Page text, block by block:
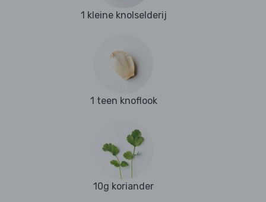
1 kleine knolselderij
1 teen knoflook
10g koriander